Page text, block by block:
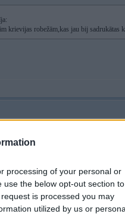
processing of your personal or
the below opt-out section to
is processed you may
utilized by us or
krievijas robežām,kas jau bij sadrukātas
palīgā. Primāri viņu mērķis (tāpat kā visu
būs sekundāras. Vienīgais reālais
(lai netiek nolīdzinātas viņu pilsētas, bet
tad viņi nostātos pie savas robežas